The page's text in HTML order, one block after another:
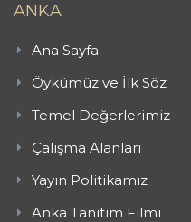
ANKA
Ana Sayfa
Öykümüz ve İlk Söz
Temel Değerlerimiz
Çalışma Alanları
Yayın Politikamız
Anka Tanıtım Filmi